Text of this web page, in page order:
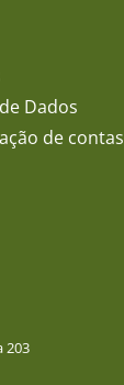
Dados
de contas
203